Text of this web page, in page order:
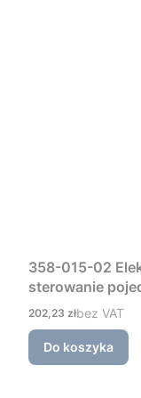
358-015-02
sterowanie
3 Camozzi
Cena
202,23 złbez VAT
Do koszyka